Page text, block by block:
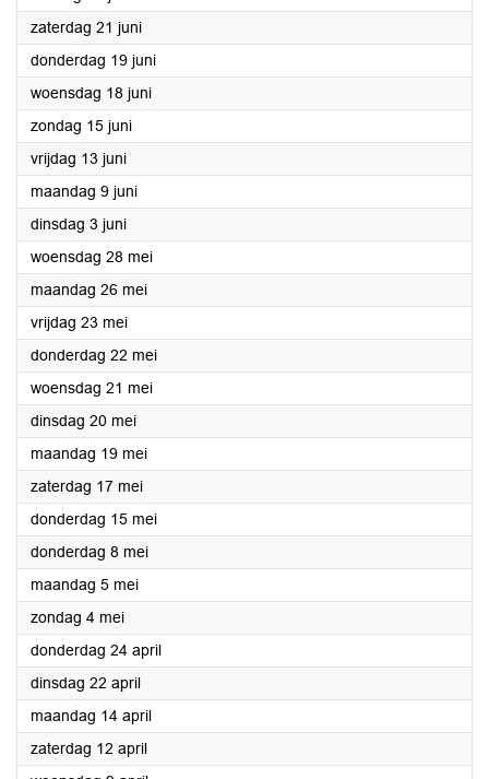
zaterdag 21 juni2025
donderdag 19 juni2025
woensdag 18 juni2025
zondag 15 juni2025
vrijdag 13 juni2025
maandag 9 juni2025
dinsdag 3 juni2025
woensdag 28 mei2025
maandag 26 mei2025
vrijdag 23 mei2025
donderdag 22 mei2025
woensdag 21 mei2025
dinsdag 20 mei2025
maandag 19 mei2025
zaterdag 17 mei2025
donderdag 15 mei2025
donderdag 8 mei2025
maandag 5 mei2025
zondag 4 mei2025
donderdag 24 april2025
dinsdag 22 april2025
maandag 14 april2025
zaterdag 12 april2025